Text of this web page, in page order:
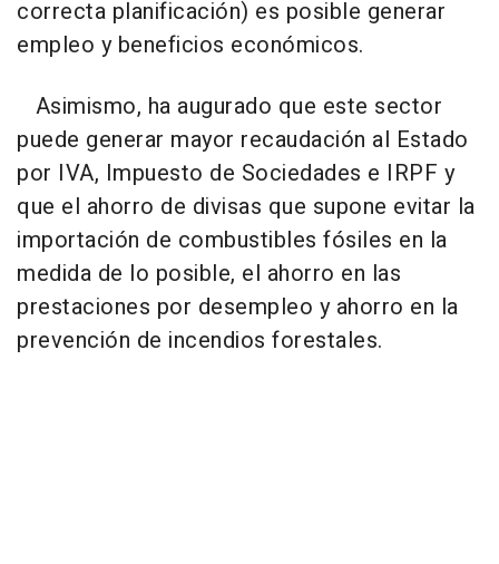
correcta planificación) es posible generar
empleo y beneficios económicos.
Asimismo, ha augurado que este sector
puede generar mayor recaudación al Estado
por IVA, Impuesto de Sociedades e IRPF y
que el ahorro de divisas que supone evitar la
importación de combustibles fósiles en la
medida de lo posible, el ahorro en las
prestaciones por desempleo y ahorro en la
prevención de incendios forestales.